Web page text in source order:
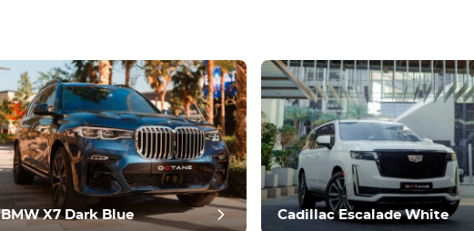
BMW X7 Dark Blue Cadillac Escalade White